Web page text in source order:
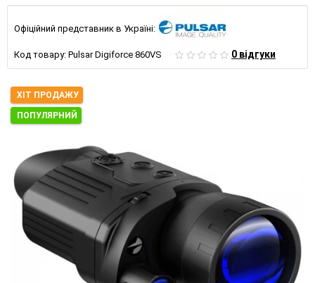
Офіційний представник в Україні:
Код товару: Pulsar Digiforce 860VS 0 відгуки
ХІТ ПРОДАЖУ
ПОПУЛЯРНИЙ